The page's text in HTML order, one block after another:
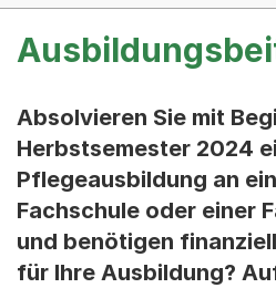
Absolvieren Sie mit
Herbstsemester 2024
Pflegeausbildung an
Fachschule oder einer
und benötigen
für Ihre Ausbildung?